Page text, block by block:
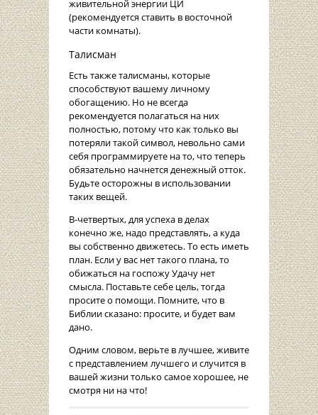
живительной энергии ЦИ
(рекомендуется ставить в восточной
части комнаты).
Талисман
Есть также талисманы, которые
способствуют вашему личному
обогащению. Но не всегда
рекомендуется полагаться на них
полностью, потому что как только вы
потеряли такой символ, невольно сами
себя программируете на то, что теперь
обязательно начнется денежный отток.
Будьте осторожны в использовании
таких вещей.
В-четвертых, для успеха в делах
конечно же, надо представлять, а куда
вы собственно движетесь. То есть иметь
план. Если у вас нет такого плана, то
обижаться на госпожу Удачу нет
смысла. Поставьте себе цель, тогда
просите о помощи. Помните, что в
Библии сказано: просите, и будет вам
дано.
Одним словом, верьте в лучшее, живите
с представлением лучшего и случится в
вашей жизни только самое хорошее, не
смотря ни на что!